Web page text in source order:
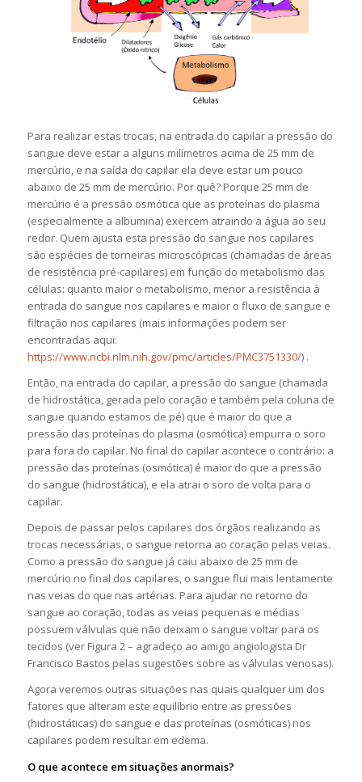
Para realizar estas trocas, na entrada do capilar a pressão do
sangue deve estar a alguns milímetros acima de 25 mm de
mercúrio, e na saída do capilar ela deve estar um pouco
abaixo de 25 mm de mercúrio. Por quê? Porque 25 mm de
mercúrio é a pressão osmótica que as proteínas do plasma
(especialmente a albumina) exercem atraindo a água ao seu
redor. Quem ajusta esta pressão do sangue nos capilares
são espécies de torneiras microscópicas (chamadas de áreas
de resistência pré-capilares) em função do metabolismo das
células: quanto maior o metabolismo, menor a resistência à
entrada do sangue nos capilares e maior o fluxo de sangue e
filtração nos capilares (mais informações podem ser
encontradas aqui:
https://www.ncbi.nlm.nih.gov/pmc/articles/PMC3751330/) .
Então, na entrada do capilar, a pressão do sangue (chamada
de hidrostática, gerada pelo coração e também pela coluna de
sangue quando estamos de pé) que é maior do que a
pressão das proteínas do plasma (osmótica) empurra o soro
para fora do capilar. No final do capilar acontece o contrário: a
pressão das proteínas (osmótica) é maior do que a pressão
do sangue (hidrostática), e ela atrai o soro de volta para o
capilar.
Depois de passar pelos capilares dos órgãos realizando as
trocas necessárias, o sangue retorna ao coração pelas veias.
Como a pressão do sangue já caiu abaixo de 25 mm de
mercúrio no final dos capilares, o sangue flui mais lentamente
nas veias do que nas artérias. Para ajudar no retorno do
sangue ao coração, todas as veias pequenas e médias
possuem válvulas que não deixam o sangue voltar para os
tecidos (ver Figura 2 – agradeço ao amigo angiologista Dr
Francisco Bastos pelas sugestões sobre as válvulas venosas).
Agora veremos outras situações nas quais qualquer um dos
fatores que alteram este equilíbrio entre as pressões
(hidrostáticas) do sangue e das proteínas (osmóticas) nos
capilares podem resultar em edema.
O que acontece em situações anormais?